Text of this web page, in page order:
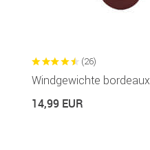
(26)
Windgewichte bordeaux
14,99 EUR